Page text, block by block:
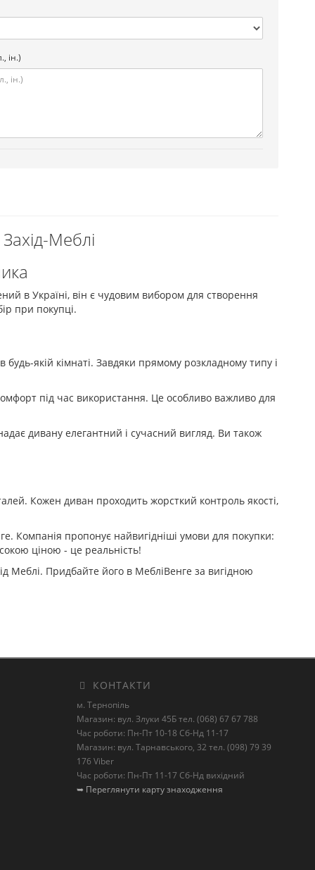
ін.)
Меблі
в Україні, він є чудовим вибором для створення
при покупці.
якій кімнаті. Завдяки прямому розкладному типу і
під час використання. Це особливо важливо для
дивану елегантний і сучасний вигляд. Ви також
Кожен диван проходить жорсткий контроль якості,
Компанія пропонує найвигідніші умови для покупки:
ціною - це реальність!
Меблі. Придбайте його в МебліВенге за вигідною
КОНТАКТИ
м. Тернопіль
Магазин: вул. Злуки 45Б тел. (068) 67 67 788
Час роботи: Пн-Пт 10-18 Сб-Нд 11-17
Магазин: вул. Тарнавського, 32 тел. (098) 79 39
176 Viber
Час роботи: Пн-Пт 11-17 Сб-Нд вихідний
➥ Переглянути карту знаходження